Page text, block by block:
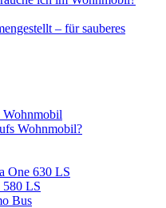
– für sauberes
Wohnmobil
Wohnmobil?
One 630 LS
580 LS
Bus